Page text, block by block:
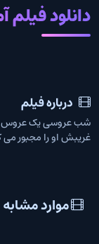
دانلود فیلم
درباره فیلم
شب عروسی یک عروس
غریبش او را مجبور
موارد مشابه